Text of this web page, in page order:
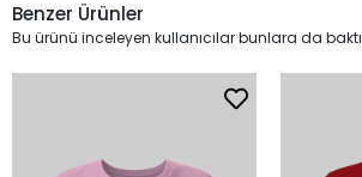
Benzer Ürünler
Bu ürünü inceleyen kullanıcılar bunlara da baktı